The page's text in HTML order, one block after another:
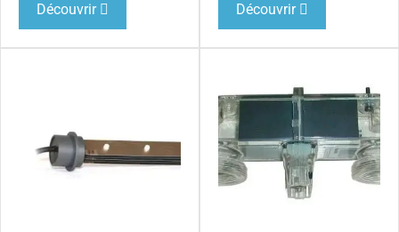
Découvrir Découvrir